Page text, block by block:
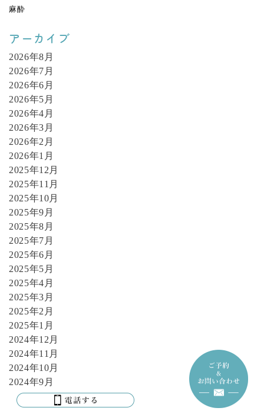
麻酔
アーカイブ
2026年8月
2026年7月
2026年6月
2026年5月
2026年4月
2026年3月
2026年2月
2026年1月
2025年12月
2025年11月
2025年10月
2025年9月
2025年8月
2025年7月
2025年6月
2025年5月
2025年4月
2025年3月
2025年2月
2025年1月
2024年12月
2024年11月
2024年10月
2024年9月
2024年8月